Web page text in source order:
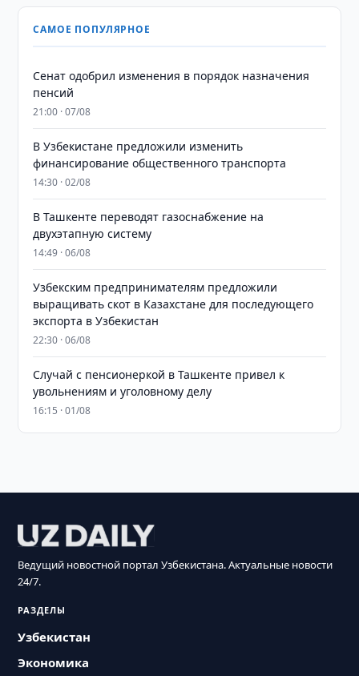
САМОЕ ПОПУЛЯРНОЕ
Сенат одобрил изменения в порядок назначения
пенсий
21:00 · 07/08
В Узбекистане предложили изменить
финансирование общественного транспорта
14:30 · 02/08
В Ташкенте переводят газоснабжение на
двухэтапную систему
14:49 · 06/08
Узбекским предпринимателям предложили
выращивать скот в Казахстане для последующего
экспорта в Узбекистан
22:30 · 06/08
Случай с пенсионеркой в Ташкенте привел к
увольнениям и уголовному делу
16:15 · 01/08
Ведущий новостной портал Узбекистана. Актуальные новости
24/7.
РАЗДЕЛЫ
Узбекистан
Экономика